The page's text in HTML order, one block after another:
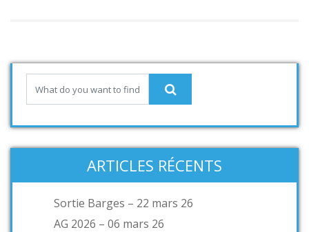
ARTICLES RÉCENTS
Sortie Barges – 22 mars 26
AG 2026 – 06 mars 26